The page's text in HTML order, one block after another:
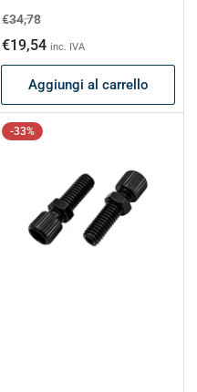
Prezzo
di
listino
€34,78Prezzo
scontato
€19,54 inc. IVA
Aggiungi al carrello
-33%